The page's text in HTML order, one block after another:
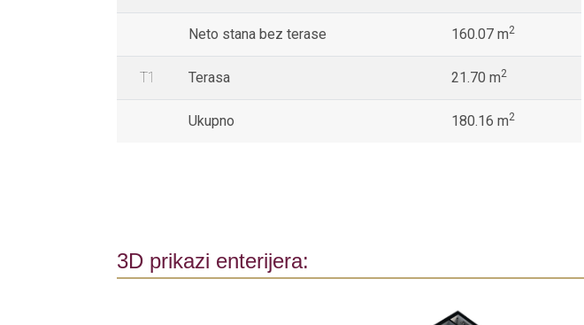
Neto stana bez terase 160.07 m2
T1 Terasa 21.70 m2
Ukupno 180.16 m2
3D prikazi enterijera: